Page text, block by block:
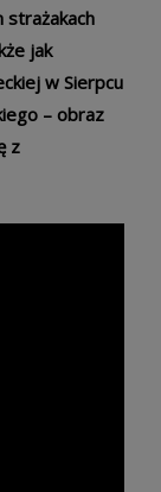
strażakach
jak
w Sierpcu
– obraz
z